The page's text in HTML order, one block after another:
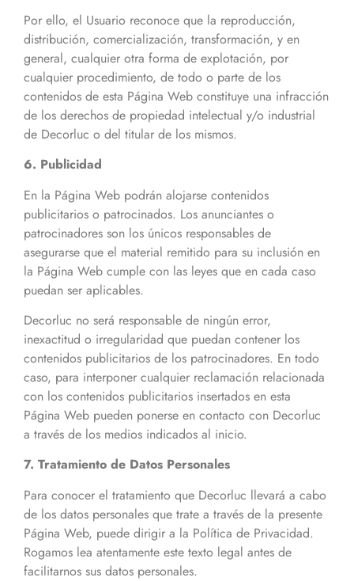
Por ello, el Usuario reconoce que la reproducción,
distribución, comercialización, transformación, y en
general, cualquier otra forma de explotación, por
cualquier procedimiento, de todo o parte de los
contenidos de esta Página Web constituye una infracción
de los derechos de propiedad intelectual y/o industrial
de Decorluc o del titular de los mismos.
6. Publicidad
En la Página Web podrán alojarse contenidos
publicitarios o patrocinados. Los anunciantes o
patrocinadores son los únicos responsables de
asegurarse que el material remitido para su inclusión en
la Página Web cumple con las leyes que en cada caso
puedan ser aplicables.
Decorluc no será responsable de ningún error,
inexactitud o irregularidad que puedan contener los
contenidos publicitarios de los patrocinadores. En todo
caso, para interponer cualquier reclamación relacionada
con los contenidos publicitarios insertados en esta
Página Web pueden ponerse en contacto con Decorluc
a través de los medios indicados al inicio.
7. Tratamiento de Datos Personales
Para conocer el tratamiento que Decorluc llevará a cabo
de los datos personales que trate a través de la presente
Página Web, puede dirigir a la Política de Privacidad.
Rogamos lea atentamente este texto legal antes de
facilitarnos sus datos personales.